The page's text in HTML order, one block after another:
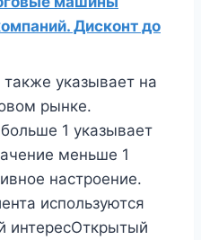
Дисконт до
указывает на
рынке.
1 указывает
меньше 1
настроение.
используются
интересОткрытый